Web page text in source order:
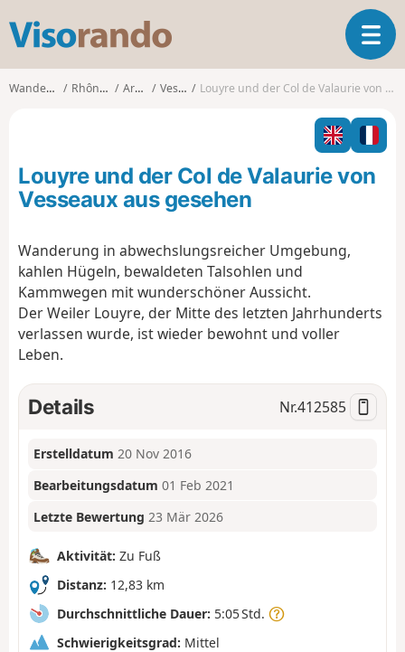
s
o
T
o
l
n
a
o
Wanderungen Rhône-Alpes Ardèche Vesseaux Louyre und der Col de Valaurie von Vesseaux aus gesehen
Louyre und der Col de Valaurie von
Vesseaux aus gesehen
Wanderung in abwechslungsreicher Umgebung,
kahlen Hügeln, bewaldeten Talsohlen und
Kammwegen mit wunderschöner Aussicht.
Der Weiler Louyre, der Mitte des letzten Jahrhunderts
verlassen wurde, ist wieder bewohnt und voller
Leben.
Details Nr.412585
Erstelldatum 20 Nov 2016
Bearbeitungsdatum 01 Feb 2021
Letzte Bewertung 23 Mär 2026
Aktivität: Zu Fuß
Distanz: 12,83 km
Durchschnittliche Dauer: 5:05 Std.
Schwierigkeitsgrad: Mittel